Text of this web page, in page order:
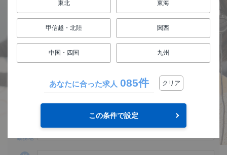
仕事も人生も楽しもう
FUN! JOB!
関東
勤務地
選択してください
東北 東海
甲信越・北陸 関西
中国・四国 九州
あなたに合った求人 085件 クリア
この条件で設定